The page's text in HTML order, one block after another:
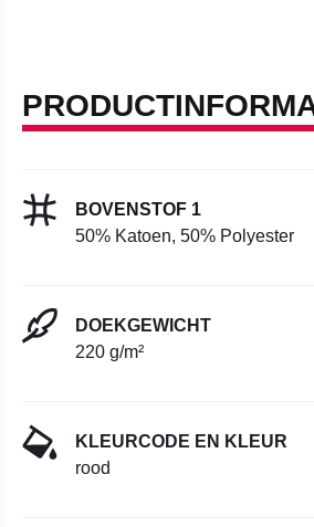
BOVENSTOF 1
50% Katoen, 50% Polyester
DOEKGEWICHT
220 g/m²
KLEURCODE EN KLEUR
rood